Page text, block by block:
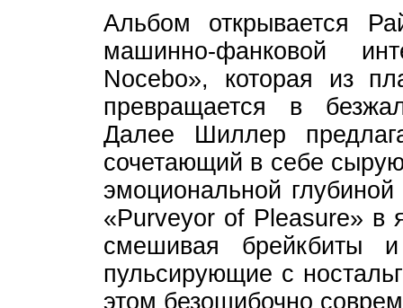
Альбом открывается
машинно-фанковой
Nocebo», которая из
превращается в
Далее Шиллер
сочетающий в себе
эмоциональной
«Purveyor of Pleasure» в
смешивая брейкбиты
пульсирующие с
этом безошибочно